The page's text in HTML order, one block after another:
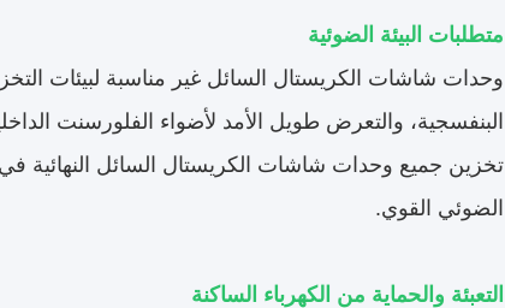
متطلبات البيئة الضوئية
وحدات شاشات الكريستال السائل غير مناسبة لبيئات
البنفسجية، والتعرض طويل الأمد لأضواء الفلورسنت
تخزين جميع وحدات شاشات الكريستال السائل النهائية
الضوئي القوي.
التعبئة والحماية من الكهرباء الساكنة